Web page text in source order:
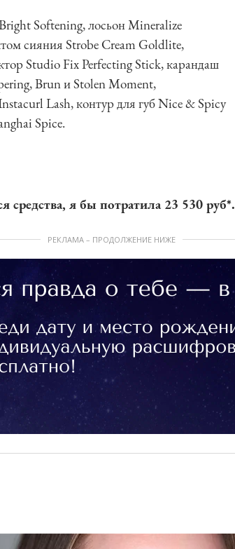
Softening, лосьон Mineralize
сияния Strobe Cream Goldlite,
Studio Fix Perfecting Stick, карандаш
Brun и Stolen Moment,
Lash, контур для губ Nice & Spicy
Spice.
средства, я бы потратила 23 530 руб*.
РЕКЛАМА – ПРОДОЛЖЕНИЕ НИЖЕ